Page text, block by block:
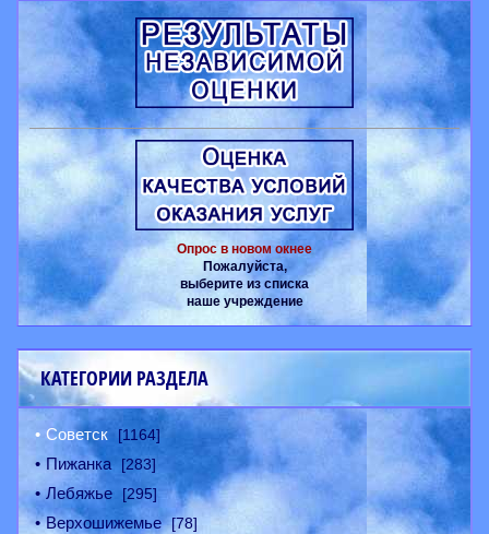
Опрос в новом окнее
Пожалуйста,
выберите из списка
наше учреждение
КАТЕГОРИИ РАЗДЕЛА
Советск [1164]
Пижанка [283]
Лебяжье [295]
Верхошижемье [78]